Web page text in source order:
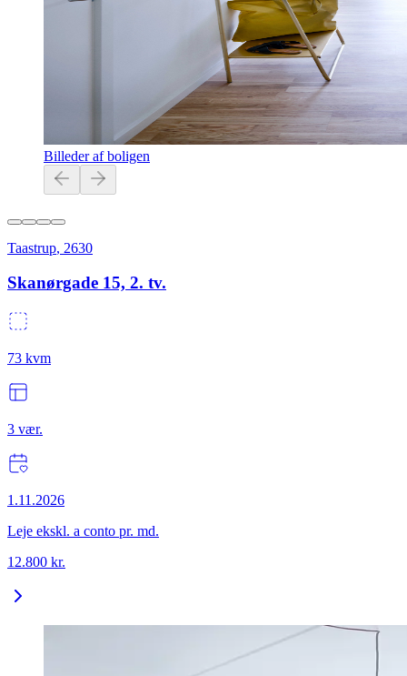
Billeder af boligen
Taastrup, 2630
Skanørgade 15, 2. tv.
73 kvm
3 vær.
1.11.2026
Leje ekskl. a conto pr. md.
12.800 kr.